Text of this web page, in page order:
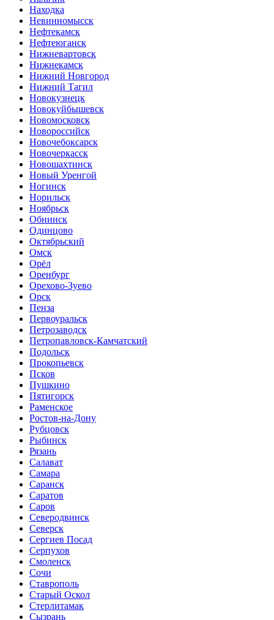
Находка
Невинномысск
Нефтекамск
Нефтеюганск
Нижневартовск
Нижнекамск
Нижний Новгород
Нижний Тагил
Новокузнецк
Новокуйбышевск
Новомосковск
Новороссийск
Новочебоксарск
Новочеркасск
Новошахтинск
Новый Уренгой
Ногинск
Норильск
Ноябрьск
Обнинск
Одинцово
Октябрьский
Омск
Орёл
Оренбург
Орехово-Зуево
Орск
Пенза
Первоуральск
Петрозаводск
Петропавловск-Камчатский
Подольск
Прокопьевск
Псков
Пушкино
Пятигорск
Раменское
Ростов-на-Дону
Рубцовск
Рыбинск
Рязань
Салават
Самара
Саранск
Саратов
Саров
Северодвинск
Северск
Сергиев Посад
Серпухов
Смоленск
Сочи
Ставрополь
Старый Оскол
Стерлитамак
Сызрань